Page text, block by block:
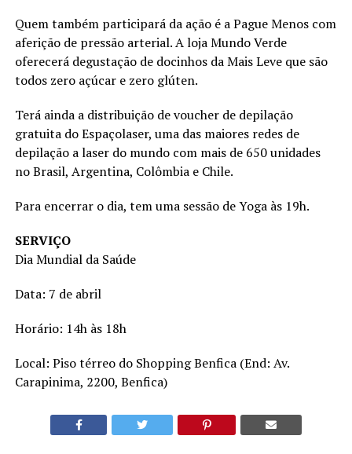
Quem também participará da ação é a Pague Menos com
aferição de pressão arterial. A loja Mundo Verde
oferecerá degustação de docinhos da Mais Leve que são
todos zero açúcar e zero glúten.
Terá ainda a distribuição de voucher de depilação
gratuita do Espaçolaser, uma das maiores redes de
depilação a laser do mundo com mais de 650 unidades
no Brasil, Argentina, Colômbia e Chile.
Para encerrar o dia, tem uma sessão de Yoga às 19h.
SERVIÇO
Dia Mundial da Saúde
Data: 7 de abril
Horário: 14h às 18h
Local: Piso térreo do Shopping Benfica (End: Av.
Carapinima, 2200, Benfica)